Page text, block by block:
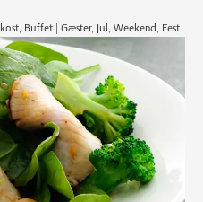
Buffet | Gæster, Jul, Weekend, Fest